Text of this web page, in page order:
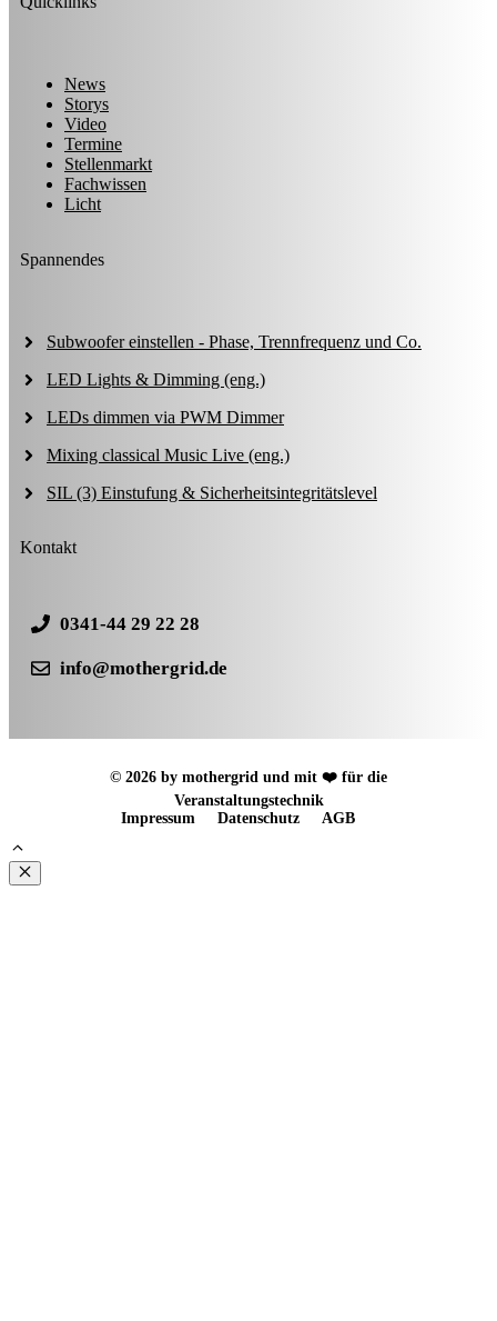
News
Storys
Video
Termine
Stellenmarkt
Fachwissen
Licht
Spannendes
Subwoofer einstellen - Phase, Trennfrequenz und Co.
LED Lights & Dimming (eng.)
LEDs dimmen via PWM Dimmer
Mixing classical Music Live (eng.)
SIL (3) Einstufung & Sicherheitsintegritätslevel
Kontakt
0341-44 29 22 28
info@mothergrid.de
© 2026 by mothergrid und mit ❤️ für die
Veranstaltungstechnik
Impressum
Datenschutz AGB
Schließen